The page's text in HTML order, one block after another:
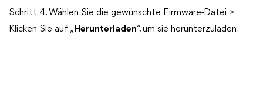
Schritt 4. Wählen Sie die gewünschte Firmware-Datei >
Klicken Sie auf „ Herunterladen“, um sie herunterzuladen.